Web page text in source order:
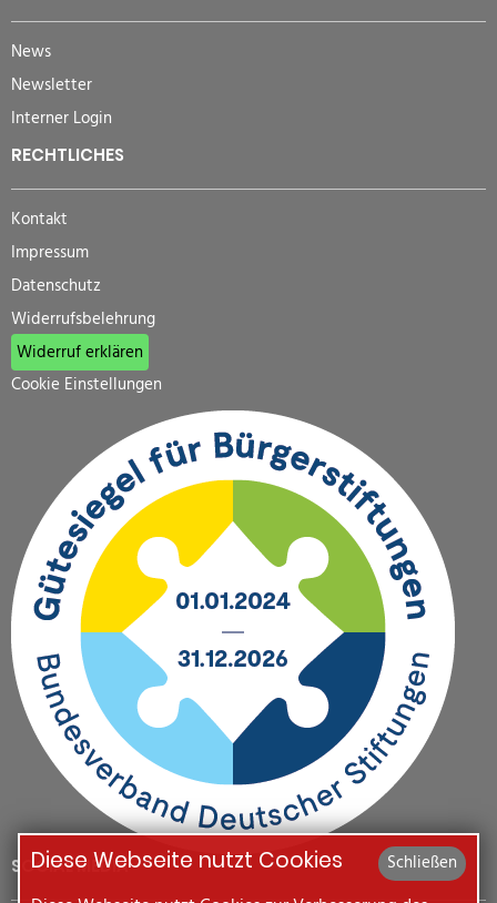
News
Newsletter
Interner Login
RECHTLICHES
Kontakt
Impressum
Datenschutz
Widerrufsbelehrung
Widerruf erklären
Cookie Einstellungen
SOCIAL MEDIA Schließen
Diese Webseite nutzt Cookies